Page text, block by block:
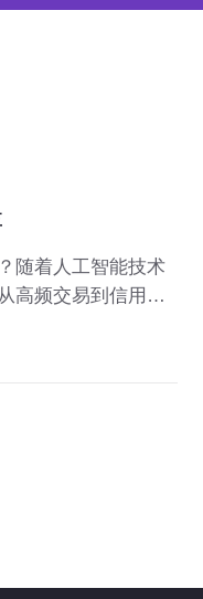
随着人工智能技术
高频交易到信用评
的运作方式。然